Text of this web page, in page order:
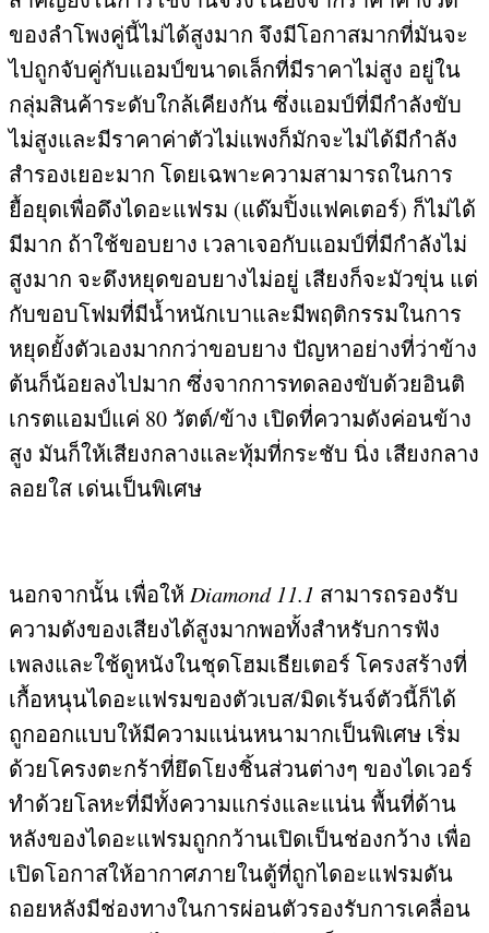
ของลำโพงคู่นี้ไม่ได้สูงมาก จึงมีโอกาสมากที่มันจะ
ไปถูกจับคู่กับแอมป์ขนาดเล็กที่มีราคาไม่สูง อยู่ใน
กลุ่มสินค้าระดับใกล้เคียงกัน ซึ่งแอมป์ที่มีกำลังขับ
ไม่สูงและมีราคาค่าตัวไม่แพงก็มักจะไม่ได้มีกำลัง
สำรองเยอะมาก โดยเฉพาะความสามารถในการ
ยื้อยุดเพื่อดึงไดอะแฟรม (แด๊มปิ้งแฟคเตอร์) ก็ไม่ได้
มีมาก ถ้าใช้ขอบยาง เวลาเจอกับแอมป์ที่มีกำลังไม่
สูงมาก จะดึงหยุดขอบยางไม่อยู่ เสียงก็จะมัวขุ่น แต่
กับขอบโฟมที่มีน้ำหนักเบาและมีพฤติกรรมในการ
หยุดยั้งตัวเองมากกว่าขอบยาง ปัญหาอย่างที่ว่าข้าง
ต้นก็น้อยลงไปมาก ซึ่งจากการทดลองขับด้วยอินติ
เกรตแอมป์แค่ 80 วัตต์/ข้าง เปิดที่ความดังค่อนข้าง
สูง มันก็ให้เสียงกลางและทุ้มที่กระชับ นิ่ง เสียงกลาง
ลอยใส เด่นเป็นพิเศษ
นอกจากนั้น เพื่อให้ Diamond 11.1 สามารถรองรับ
ความดังของเสียงได้สูงมากพอทั้งสำหรับการฟัง
เพลงและใช้ดูหนังในชุดโฮมเธียเตอร์ โครงสร้างที่
เกื้อหนุนไดอะแฟรมของตัวเบส/มิดเร้นจ์ตัวนี้ก็ได้
ถูกออกแบบให้มีความแน่นหนามากเป็นพิเศษ เริ่ม
ด้วยโครงตะกร้าที่ยึดโยงชิ้นส่วนต่างๆ ของไดเวอร์
ทำด้วยโลหะที่มีทั้งความแกร่งและแน่น พื้นที่ด้าน
หลังของไดอะแฟรมถูกกว้านเปิดเป็นช่องกว้าง เพื่อ
เปิดโอกาสให้อากาศภายในตู้ที่ถูกไดอะแฟรมดัน
ถอยหลังมีช่องทางในการผ่อนตัวรองรับการเคลื่อน